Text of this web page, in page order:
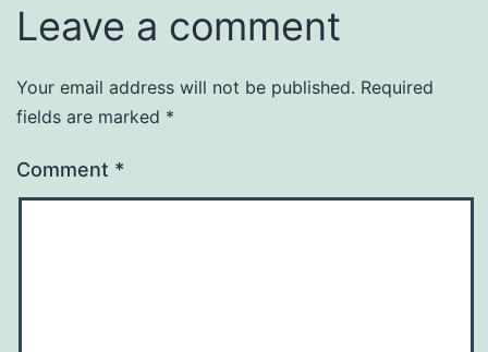
Leave a comment
Your email address will not be published. Required
fields are marked *
Comment *